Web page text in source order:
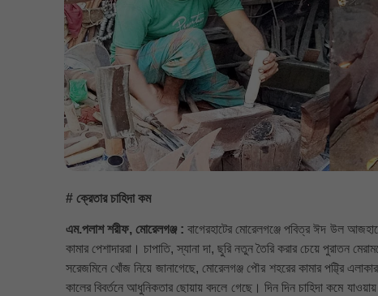
# ক্রেতার চাহিদা কম
এম.পলাশ শরীফ, মোরেলগঞ্জ :বাগেরহাটের মোরেলগঞ্জে পবিত্র ঈদ উল
কামার পেশাদাররা। চাপাতি, স্যানা দা, ছুরি নতুন তৈরি করার চেয়ে পুরাতন
সরেজমিনে খোঁজ নিয়ে জানাগেছে, মোরেলগঞ্জ পৌর শহরের কামার পট্ট্রি
কালের বিবর্তনে আধুনিকতার ছোয়ায় বদলে গেছে। দিন দিন চাহিদা কমে